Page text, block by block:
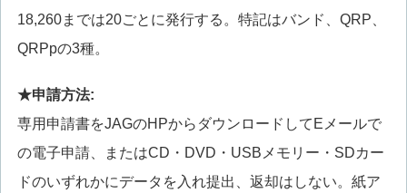
18,260までは20ごとに発行する。特記はバンド、QRP、
QRPpの3種。
★申請方法:
専用申請書をJAGのHPからダウンロードしてEメールで
の電子申請、またはCD・DVD・USBメモリー・SDカー
ドのいずれかにデータを入れ提出、返却はしない。紙ア